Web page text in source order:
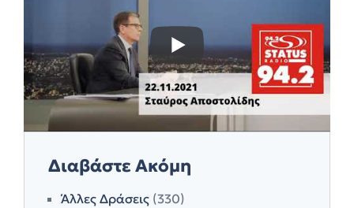
Διαβάστε Ακόμη
Άλλες Δράσεις (330)